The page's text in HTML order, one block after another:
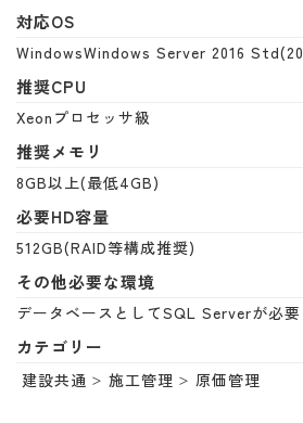
対応OS
WindowsWindows Server 2016
推奨CPU
Xeonプロセッサ級
推奨メモリ
8GB以上(最低4GB)
必要HD容量
512GB(RAID等構成推奨)
その他必要な環境
データベースとしてSQL Serverが必要
カテゴリー
建設共通 施工管理 原価管理